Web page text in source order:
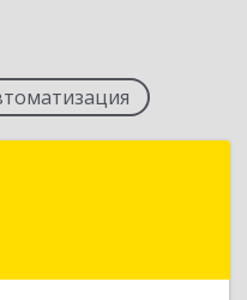
край, Красноярск г,